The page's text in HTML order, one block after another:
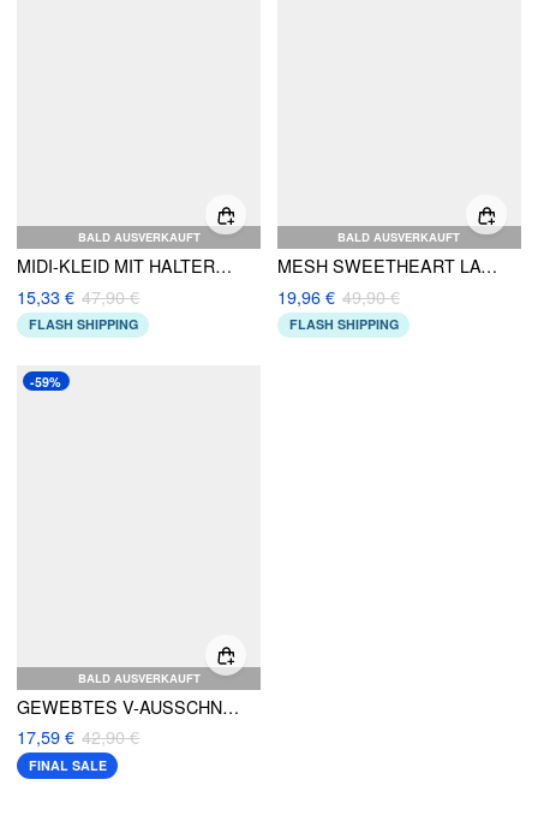
BALD AUSVERKAUFT
MIDI-KLEID MIT HALTERHALS, RÜSCHEN UND KNOTEN
15,33 € 47,90 €
FLASH SHIPPING
BALD AUSVERKAUFT
MESH SWEETHEART LACE FLORAL MAXIKLEID
19,96 € 49,90 €
FLASH SHIPPING
BALD AUSVERKAUFT
-59%
GEWEBTES V-AUSSCHNITT EINFARBIGES TWIST SPLIT CRISS CROSS MAXIKLEID
17,59 € 42,90 €
FINAL SALE